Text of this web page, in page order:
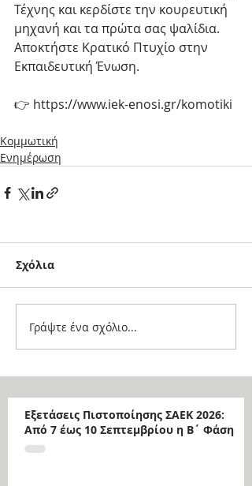
Τέχνης και κερδίστε την κουρευτική
μηχανή και τα πρώτα σας ψαλίδια.
Αποκτήστε Κρατικό Πτυχίο στην
Εκπαιδευτική Ένωση.
👉 https://www.iek-enosi.gr/komotiki
Κομμωτική
Ενημέρωση
Σχόλια
Γράψτε ένα σχόλιο...
Εξετάσεις Πιστοποίησης ΣΑΕΚ 2026:
Από 7 έως 10 Σεπτεμβρίου η Β΄ Φάση